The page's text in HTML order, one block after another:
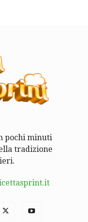
pochi minuti
tradizione